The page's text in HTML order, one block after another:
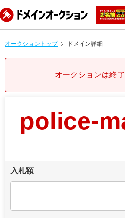
オークショントップ ドメイン詳細
オークションは終了
police-
入札額